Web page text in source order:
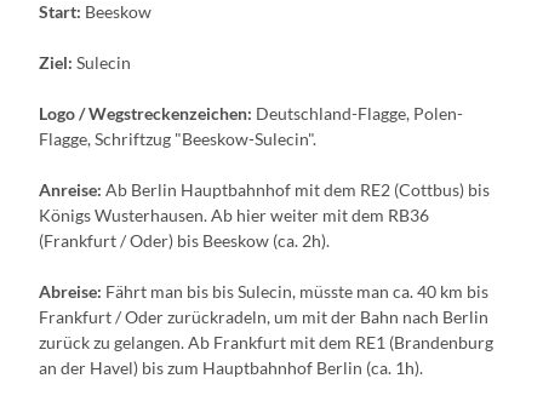
Start: Beeskow
Ziel: Sulecin
Logo / Wegstreckenzeichen: Deutschland-Flagge, Polen-
Flagge, Schriftzug "Beeskow-Sulecin".
Anreise: Ab Berlin Hauptbahnhof mit dem RE2 (Cottbus) bis
Königs Wusterhausen. Ab hier weiter mit dem RB36
(Frankfurt / Oder) bis Beeskow (ca. 2h).
Abreise: Fährt man bis bis Sulecin, müsste man ca. 40 km bis
Frankfurt / Oder zurückradeln, um mit der Bahn nach Berlin
zurück zu gelangen. Ab Frankfurt mit dem RE1 (Brandenburg
an der Havel) bis zum Hauptbahnhof Berlin (ca. 1h).